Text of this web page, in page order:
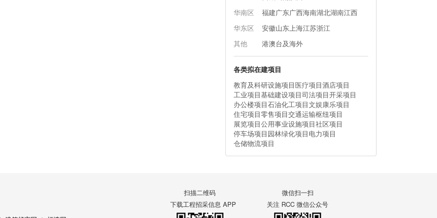
华南区
福建广东广西海南湖北湖南江西
华东区
安徽山东上海江苏浙江
其他
港澳台及海外
各类拟在建项目
教育及科研设施项目医疗项目酒店项目
工业项目基础建设项目司法项目开采项目
办公楼项目石油化工项目文娱康乐项目
住宅项目零售项目交通运输枢纽项目
展览项目公用事业设施项目社区项目
停车场项目园林绿化项目电力项目
仓储物流项目
扫描二维码
下载工程招采信息 APP
微信扫一扫
关注 RCC 微信公众号